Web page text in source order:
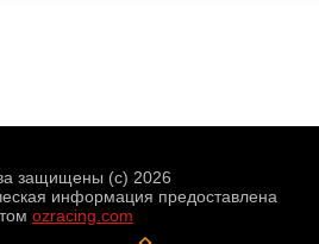
защищены (с) 2026
информация предоставлена
ozracing.com